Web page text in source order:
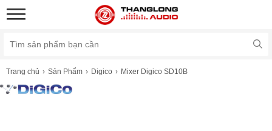
Trang chủ Sản Phẩm Digico Mixer Digico SD10B